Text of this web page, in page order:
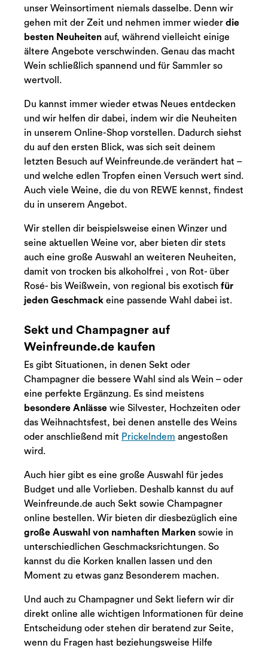
unser Weinsortiment niemals dasselbe. Denn wir
gehen mit der Zeit und nehmen immer wieder die
besten Neuheiten auf, während vielleicht einige
ältere Angebote verschwinden. Genau das macht
Wein schließlich spannend und für Sammler so
wertvoll.
Du kannst immer wieder etwas Neues entdecken
und wir helfen dir dabei, indem wir die Neuheiten
in unserem Online-Shop vorstellen. Dadurch siehst
du auf den ersten Blick, was sich seit deinem
letzten Besuch auf Weinfreunde.de verändert hat –
und welche edlen Tropfen einen Versuch wert sind.
Auch viele Weine, die du von REWE kennst, findest
du in unserem Angebot.
Wir stellen dir beispielsweise einen Winzer und
seine aktuellen Weine vor, aber bieten dir stets
auch eine große Auswahl an weiteren Neuheiten,
damit von trocken bis alkoholfrei , von Rot- über
Rosé- bis Weißwein, von regional bis exotisch für
jeden Geschmack eine passende Wahl dabei ist.
Sekt und Champagner auf
Weinfreunde.de kaufen
Es gibt Situationen, in denen Sekt oder
Champagner die bessere Wahl sind als Wein – oder
eine perfekte Ergänzung. Es sind meistens
besondere Anlässe wie Silvester, Hochzeiten oder
das Weihnachtsfest, bei denen anstelle des Weins
oder anschließend mit Prickelndem angestoßen
wird.
Auch hier gibt es eine große Auswahl für jedes
Budget und alle Vorlieben. Deshalb kannst du auf
Weinfreunde.de auch Sekt sowie Champagner
online bestellen. Wir bieten dir diesbezüglich eine
große Auswahl von namhaften Marken sowie in
unterschiedlichen Geschmacksrichtungen. So
kannst du die Korken knallen lassen und den
Moment zu etwas ganz Besonderem machen.
Und auch zu Champagner und Sekt liefern wir dir
direkt online alle wichtigen Informationen für deine
Entscheidung oder stehen dir beratend zur Seite,
wenn du Fragen hast beziehungsweise Hilfe